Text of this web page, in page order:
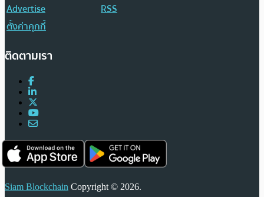
Advertise
RSS
ตั้งค่าคุกกี้
ติดตามเรา
Siam Blockchain Copyright © 2026.